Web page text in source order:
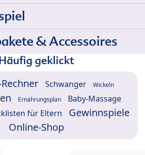
& Accessoires
geklickt
Schwanger Wickeln
Ernährungsplan Baby-Massage
für Eltern
Gewinnspiele
Online-Shop